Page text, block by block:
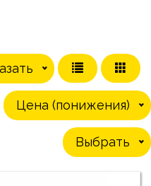
Цена (понижения)
Выбрать